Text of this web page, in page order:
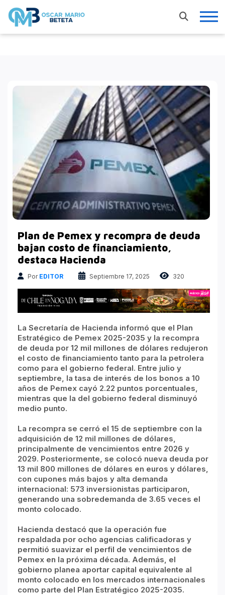
Plan de Pemex y recompra de deuda
bajan costo de financiamiento,
destaca Hacienda
Por EDITOR Septiembre 17, 2025 320
La Secretaría de Hacienda informó que el Plan
Estratégico de Pemex 2025-2035 y la recompra
de deuda por 12 mil millones de dólares redujeron
el costo de financiamiento tanto para la petrolera
como para el gobierno federal. Entre julio y
septiembre, la tasa de interés de los bonos a 10
años de Pemex cayó 2.22 puntos porcentuales,
mientras que la del gobierno federal disminuyó
medio punto.
La recompra se cerró el 15 de septiembre con la
adquisición de 12 mil millones de dólares,
principalmente de vencimientos entre 2026 y
2029. Posteriormente, se colocó nueva deuda por
13 mil 800 millones de dólares en euros y dólares,
con cupones más bajos y alta demanda
internacional: 573 inversionistas participaron,
generando una sobredemanda de 3.65 veces el
monto colocado.
Hacienda destacó que la operación fue
respaldada por ocho agencias calificadoras y
permitió suavizar el perfil de vencimientos de
Pemex en la próxima década. Además, el
gobierno planea aportar capital equivalente al
monto colocado en los mercados internacionales
como parte del Plan Estratégico 2025-2035.
En los tiempos de la radio
Entrevistas
Internacional
Deportes
Columnas invitadas
Finanzas
Columnas Político Financieras
Principales medios
Nacional